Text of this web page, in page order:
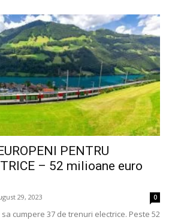
PENTRU
– 52 milioane euro
29, 2023 0
cumpere 37 de trenuri electrice. Peste 52